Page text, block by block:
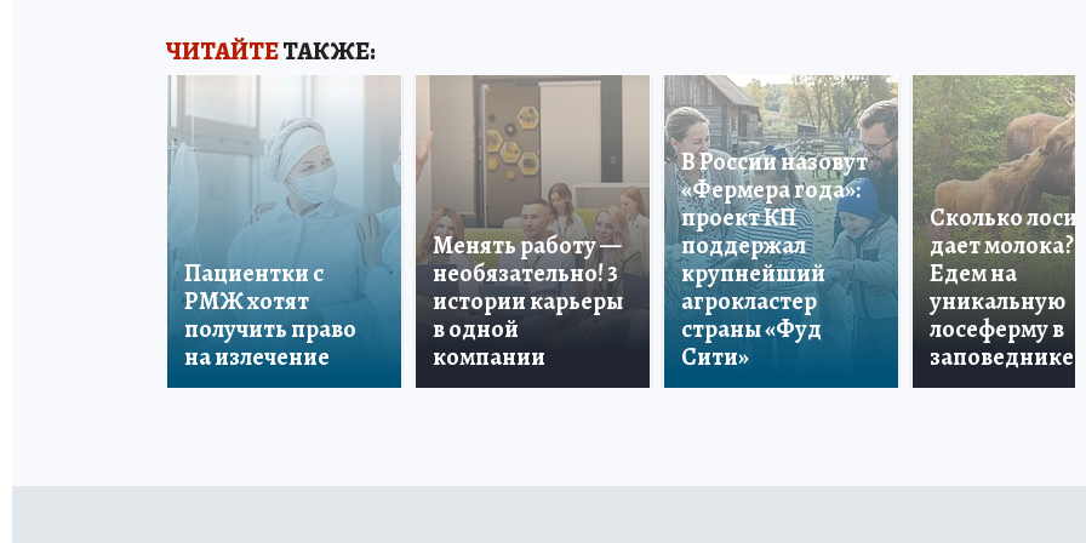
ЧИТАЙТЕТАКЖЕ:
Пациентки с
РМЖ хотят
получить право
на излечение
Менять работу —
необязательно! 3
истории карьеры
в одной
компании
В России назовут
«Фермера года»:
проект КП
поддержал
крупнейший
агрокластер
страны «Фуд
Сити»
Сколько лосиха
дает молока?
Едем на
уникальную
лосеферму в
заповеднике!